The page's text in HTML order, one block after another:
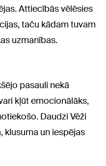
Attiecībās vēlēsies
taču kādam tuvam
uzmanības.
pasauli nekā
kļūt emocionālāks,
Daudzi Vēži
klusuma un iespējas